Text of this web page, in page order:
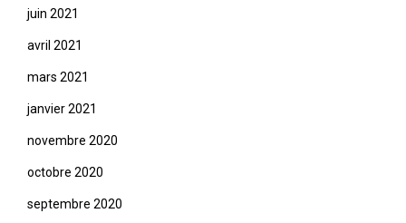
juin 2021
avril 2021
mars 2021
janvier 2021
novembre 2020
octobre 2020
septembre 2020